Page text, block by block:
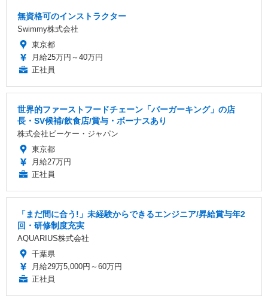
無資格可のインストラクター
Swimmy株式会社
東京都
月給25万円～40万円
正社員
世界的ファーストフードチェーン「バーガーキング」の店
長・SV候補/飲食店/賞与・ボーナスあり
株式会社ビーケー・ジャパン
東京都
月給27万円
正社員
「まだ間に合う!」未経験からできるエンジニア/昇給賞与年2
回・研修制度充実
AQUARIUS株式会社
千葉県
月給29万5,000円～60万円
正社員